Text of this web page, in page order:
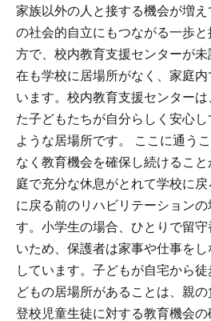
家族以外の人と接する機会が増
の社会的自立にもつながる一歩
方で、校内教育支援センターが
在も学校に居場所がなく、家庭
います。校内教育支援センター
た子どもたちが自分らしく安心
ような居場所です。 ここに通う
なく教育機会を確保し続けるこ
庭で充分な休息がとれて学校に
に戻る前のリハビリテーション
す。小学生の場合、ひとりで留
いため、保護者は家事や仕事を
しています。子どもが自宅から
どもの居場所があることは、親
登校児童生徒に対する教育機会